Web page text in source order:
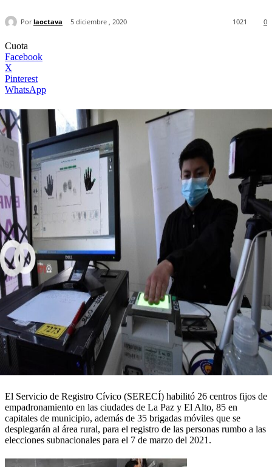
Por laoctava 5 diciembre , 2020 0
1021
Cuota
Facebook
X
Pinterest
WhatsApp
El Servicio de Registro Cívico (SERECÍ) habilitó 26 centros fijos de
empadronamiento en las ciudades de La Paz y El Alto, 85 en
capitales de municipio, además de 35 brigadas móviles que se
desplegarán al área rural, para el registro de las personas rumbo a las
elecciones subnacionales para el 7 de marzo del 2021.